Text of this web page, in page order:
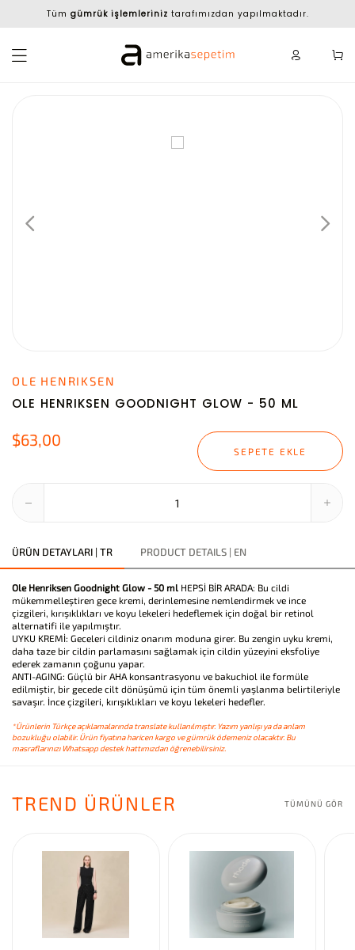
Tüm gümrük işlemleriniz tarafımızdan yapılmaktadır.
OLE HENRIKSEN
OLE HENRIKSEN GOODNIGHT GLOW - 50 ML
$63,00
SEPETE EKLE
ÜRÜN DETAYLARI | TR PRODUCT DETAILS | EN
Ole Henriksen Goodnight Glow - 50 ml HEPSİ BİR ARADA: Bu cildi
mükemmelleştiren gece kremi, derinlemesine nemlendirmek ve ince
çizgileri, kırışıklıkları ve koyu lekeleri hedeflemek için doğal bir retinol
alternatifi ile yapılmıştır.
UYKU KREMİ: Geceleri cildiniz onarım moduna girer. Bu zengin uyku kremi,
daha taze bir cildin parlamasını sağlamak için cildin yüzeyini eksfoliye
ederek zamanın çoğunu yapar.
ANTI-AGING: Güçlü bir AHA konsantrasyonu ve bakuchiol ile formüle
edilmiştir, bir gecede cilt dönüşümü için tüm önemli yaşlanma belirtileriyle
savaşır. İnce çizgileri, kırışıklıkları ve koyu lekeleri hedefler.
*Ürünlerin Türkçe açıklamalarında translate kullanılmıştır. Yazım yanlışı ya da anlam
bozukluğu olabilir. Ürün fiyatına haricen kargo ve gümrük ödemeniz olacaktır. Bu
masraflarınızı Whatsapp destek hattımızdan öğrenebilirsiniz.
TREND ÜRÜNLER TÜMÜNÜ GÖR